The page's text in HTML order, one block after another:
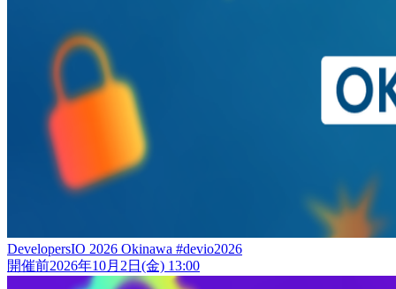
DevelopersIO 2026 Okinawa #devio2026
開催前2026年10月2日(金) 13:00